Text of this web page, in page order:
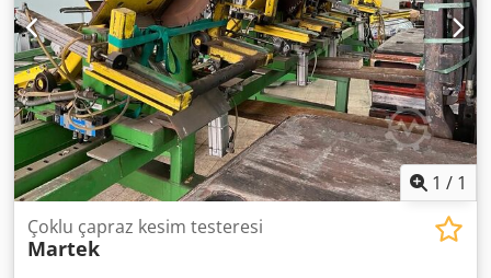
yüksekliği 90°'de: 210 mm Maksimum kesim yüksekliği
45°'de: 120 mm Ana testere çapı (Ø): 280 – 600 mm Testere
göbek çapı (Ø): 30 mm Djdpoy A Nxbefx Amgock Puanlama
bıçağı göbek çapı (Ø): 20 mm Ana testere devir hızı: 4500
rpm, 5000 rpm Puanlama bıçağı devir hızı: 8200 rpm
Puanlama bıçağı yükseklik ayarı: mevcut Puanlama bıçağı
kesim derinliği: 10 mm Ana testere yükseklik ayarı:
elektrikli Motor gücü: 5 kW, 7 kW – opsiyonel Puanlama
motor gücü: 1.1 kW Talaş emiş başlığı çapı (Ø): 100 mm
Makine boyutları: 3600 x 3700 x 1800 mm Model: PRISMA 5
1 / 1
Çoklu çapraz kesim testeresi
Martek